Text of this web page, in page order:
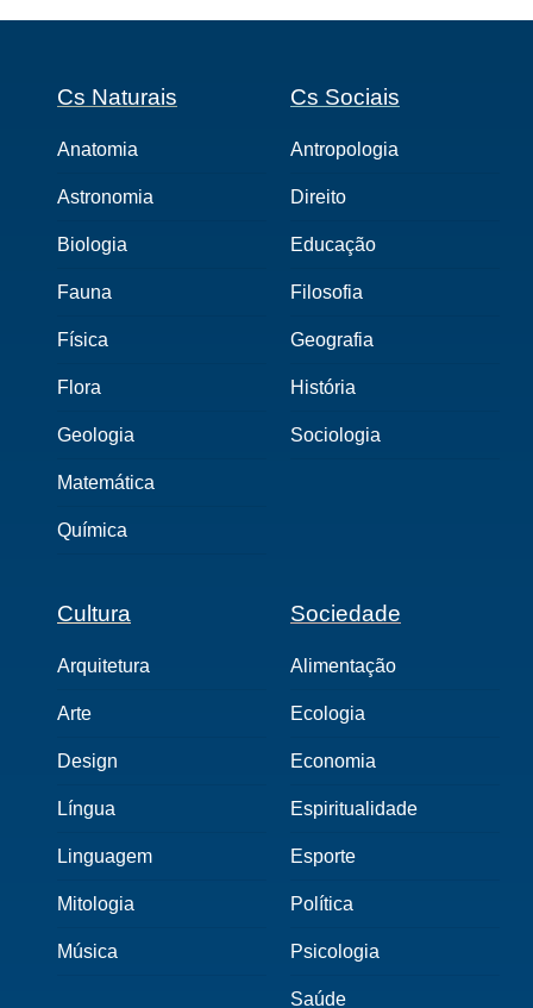
Cs Naturais
Anatomia
Astronomia
Biologia
Fauna
Física
Flora
Geologia
Matemática
Química
Cs Sociais
Antropologia
Direito
Educação
Filosofia
Geografia
História
Sociologia
Cultura
Arquitetura
Arte
Design
Língua
Linguagem
Mitologia
Música
Sociedade
Alimentação
Ecologia
Economia
Espiritualidade
Esporte
Política
Psicologia
Saúde